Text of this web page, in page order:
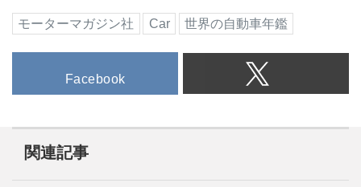
モーターマガジン社 Car 世界の自動車年鑑
Facebook
関連記事